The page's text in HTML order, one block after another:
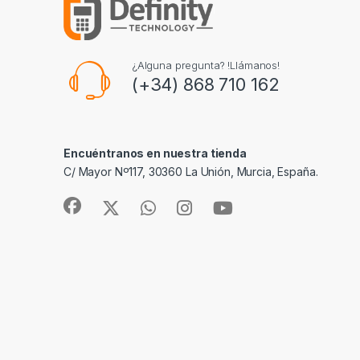
¿Alguna pregunta? !Llámanos!
(+34) 868 710 162
Encuéntranos en nuestra tienda
C/ Mayor Nº117, 30360 La Unión, Murcia, España.